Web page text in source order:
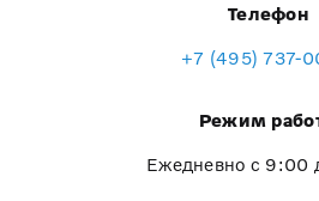
Телефон
+7 (495) 737-
Режим
Ежедневно с 9:00